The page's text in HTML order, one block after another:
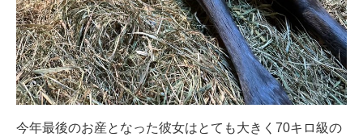
今年最後のお産となった彼女はとても大きく70キロ級の